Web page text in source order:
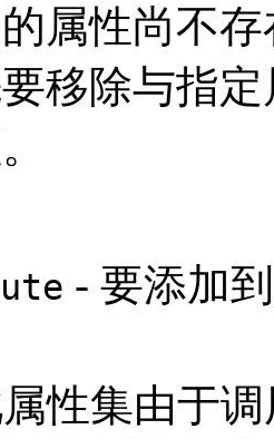
属性尚不
移除与指
- 要添加
性集由于